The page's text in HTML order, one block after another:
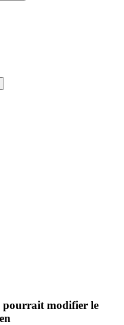
pourrait modifier le